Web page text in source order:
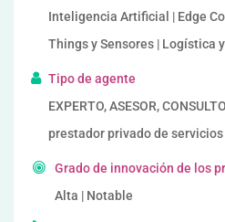
Inteligencia Artificial | Edge
Things y Sensores | Logística
Tipo de agente
EXPERTO, ASESOR,
prestador privado de servicios
Grado de innovación de los
Alta | Notable